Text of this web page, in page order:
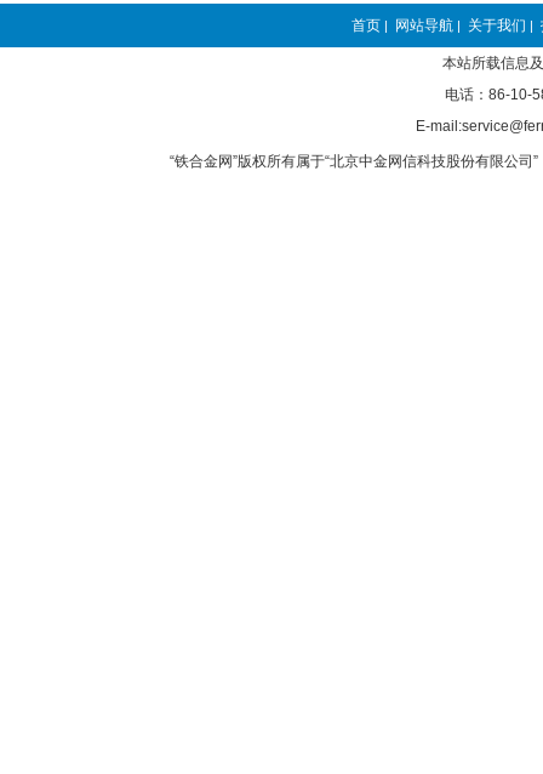
首页 | 网站导航 | 关于我们 |
本站所载信息
电话：86-10-
E-
“铁合金网”版权所有属于“北京中金网信科技股份有限公司